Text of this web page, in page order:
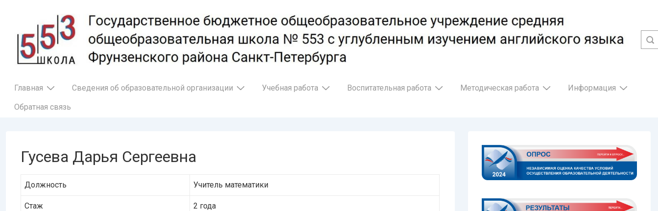
основному
содержимому
Основная
Главная Сведения об образовательной организации Учебная работа Воспитательная работа Методическая работа Информация
Обратная связь
Гусева Дарья Сергеевна
Должность Учитель математики
Стаж 2 года